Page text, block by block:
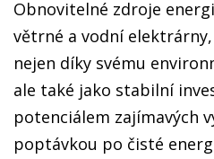
Obnovitelné zdroje
větrné a vodní
nejen díky svému
ale také jako stabilní
potenciálem zajímavých
poptávkou po čisté